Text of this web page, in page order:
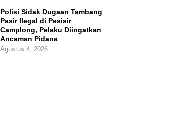
Polisi Sidak Dugaan Tambang
Pasir Ilegal di Pesisir
Camplong, Pelaku Diingatkan
Ancaman Pidana
Agustus 4, 2026